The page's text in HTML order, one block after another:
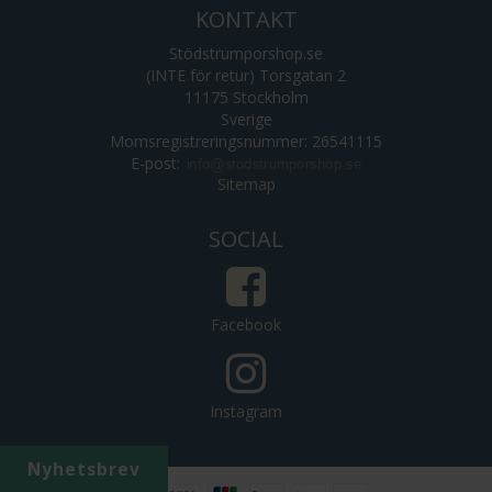
Nyhetsbrev
KONTAKT
Stödstrumporshop.se
(INTE för retur) Torsgatan 2
11175 Stockholm
Sverige
Momsregistreringsnummer: 26541115
E-post:
Sitemap
SOCIAL
Facebook
Instagram